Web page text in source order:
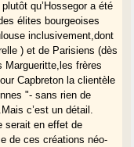
qu’Hossegor a été
élites bourgeoises
inclusivement,dont
) et de Parisiens (dès
Margueritte,les frères
Capbreton la clientèle
"- sans rien de
c’est un détail.
serait en effet de
de ces créations néo-